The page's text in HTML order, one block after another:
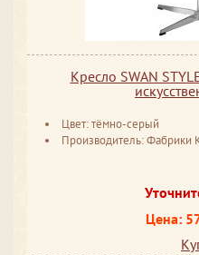
Кресло SWAN
Цвет: тёмно-серый
Производитель: Фабрики
Цена: